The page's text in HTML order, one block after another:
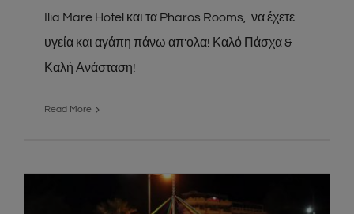
Ilia Mare Hotel και τα Pharos Rooms, να έχετε
υγεία και αγάπη πάνω απ'ολα! Καλό Πάσχα &
Καλή Ανάσταση!
Read More